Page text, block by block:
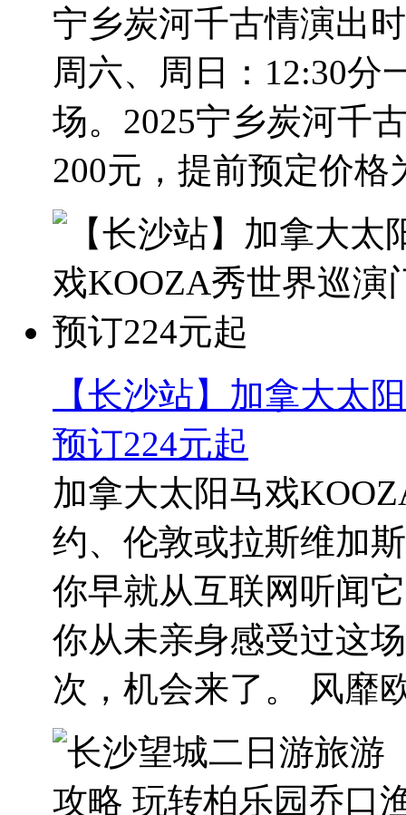
宁乡炭河千古情演出
周六、周日：12:30分
场。2025宁乡炭河千
200元，提前预定价格
【长沙站】加拿大太
预订224元起
加拿大太阳马戏
约、伦敦或拉斯维加
你早就从互联网听闻
你从未亲身感受过这
次，机会来了。 风靡